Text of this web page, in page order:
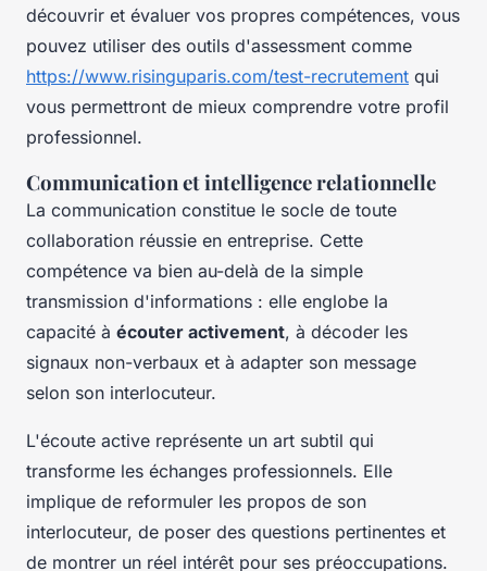
découvrir et évaluer vos propres compétences, vous
pouvez utiliser des outils d'assessment comme
https://www.risinguparis.com/test-recrutement qui
vous permettront de mieux comprendre votre profil
professionnel.
Communication et intelligence relationnelle
La communication constitue le socle de toute
collaboration réussie en entreprise. Cette
compétence va bien au-delà de la simple
transmission d'informations : elle englobe la
capacité à écouter activement, à décoder les
signaux non-verbaux et à adapter son message
selon son interlocuteur.
L'écoute active représente un art subtil qui
transforme les échanges professionnels. Elle
implique de reformuler les propos de son
interlocuteur, de poser des questions pertinentes et
de montrer un réel intérêt pour ses préoccupations.